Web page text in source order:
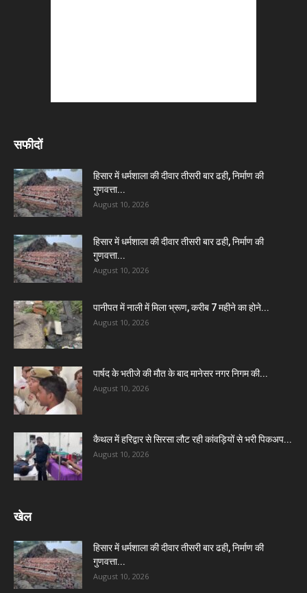
सफीदों
हिसार में धर्मशाला की दीवार तीसरी बार ढही, निर्माण की
गुणवत्ता...
August 10, 2026
हिसार में धर्मशाला की दीवार तीसरी बार ढही, निर्माण की
गुणवत्ता...
August 10, 2026
पानीपत में नाली में मिला भ्रूण, करीब 7 महीने का होने...
August 10, 2026
पार्षद के भतीजे की मौत के बाद मानेसर नगर निगम की...
August 10, 2026
कैथल में हरिद्वार से सिरसा लौट रही कांवड़ियों से भरी पिकअप...
August 10, 2026
खेल
हिसार में धर्मशाला की दीवार तीसरी बार ढही, निर्माण की
गुणवत्ता...
August 10, 2026